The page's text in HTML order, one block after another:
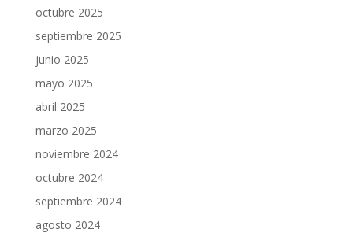
octubre 2025
septiembre 2025
junio 2025
mayo 2025
abril 2025
marzo 2025
noviembre 2024
octubre 2024
septiembre 2024
agosto 2024